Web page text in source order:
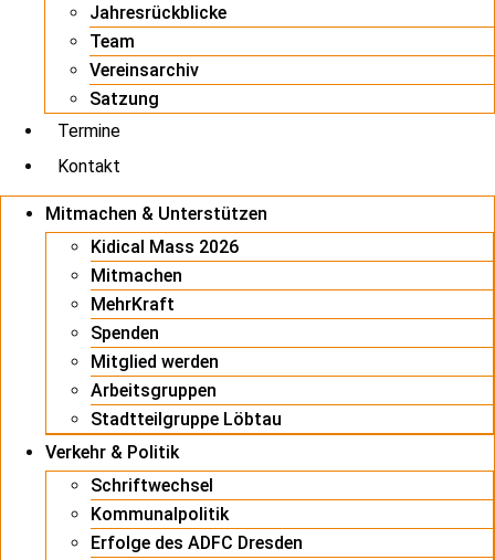
Jahresrückblicke
Team
Vereinsarchiv
Satzung
Termine
Kontakt
Mitmachen & Unterstützen
Kidical Mass 2026
Mitmachen
MehrKraft
Spenden
Mitglied werden
Arbeitsgruppen
Stadtteilgruppe Löbtau
Verkehr & Politik
Schriftwechsel
Kommunalpolitik
Erfolge des ADFC Dresden